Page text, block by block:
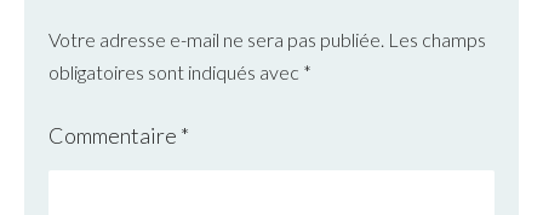
Votre adresse e-mail ne sera pas publiée. Les champs
obligatoires sont indiqués avec *
Commentaire *